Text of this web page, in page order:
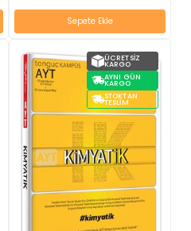
Sepete Ekle
ÜCRETSIZ
KARGO
AYNI GÜN
KARGO
STOKTAN
TESLIM